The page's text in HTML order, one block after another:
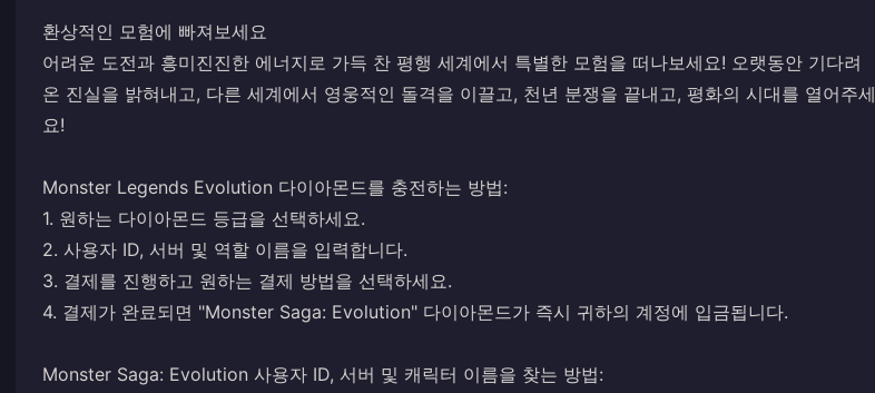
환상적인 모험에 빠져보세요
어려운 도전과 흥미진진한 에너지로 가득 찬 평행 세계에서 특별한 모험을 떠나보세요! 오랫동안 기다려
온 진실을 밝혀내고, 다른 세계에서 영웅적인 돌격을 이끌고, 천년 분쟁을 끝내고, 평화의 시대를 열어주세
요!
Monster Legends Evolution 다이아몬드를 충전하는 방법:
1. 원하는 다이아몬드 등급을 선택하세요.
2. 사용자 ID, 서버 및 역할 이름을 입력합니다.
3. 결제를 진행하고 원하는 결제 방법을 선택하세요.
4. 결제가 완료되면 "Monster Saga: Evolution" 다이아몬드가 즉시 귀하의 계정에 입금됩니다.
Monster Saga: Evolution 사용자 ID, 서버 및 캐릭터 이름을 찾는 방법: